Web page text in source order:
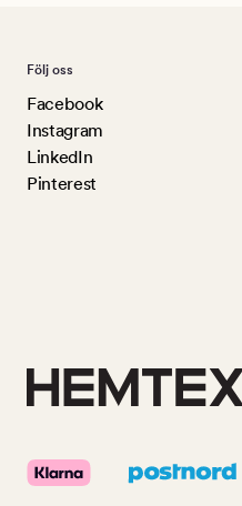
Följ oss
Facebook
Instagram
LinkedIn
Pinterest